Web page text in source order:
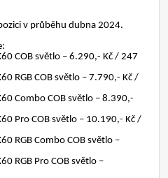
v průběhu dubna 2024.
COB světlo – 6.290,- Kč / 247
RGB COB světlo – 7.790,- Kč /
Combo COB světlo – 8.390,-
Pro COB světlo – 10.190,- Kč /
RGB Combo COB světlo –
RGB Pro COB světlo –